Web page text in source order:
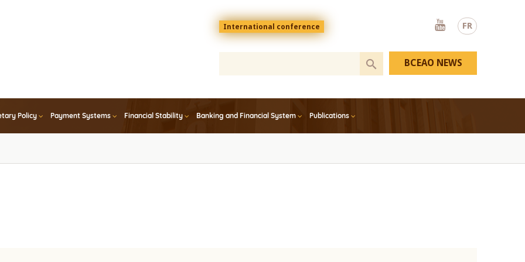
FR
Menu
top
En
International conference
Youtube
Policy Payment Systems Financial Stability Banking and Financial System Publications
BCEAO NEWS